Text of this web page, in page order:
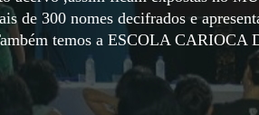
de 300 nomes decifrados e
temos a ESCOLA CARIOCA